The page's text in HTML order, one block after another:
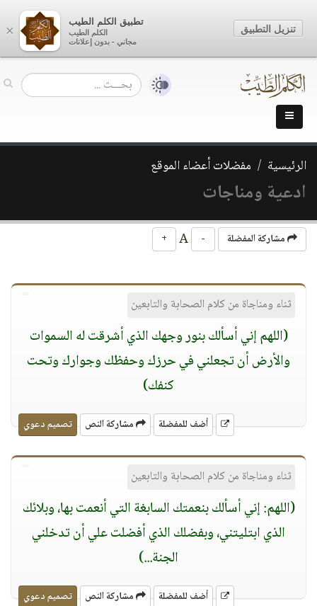
الرئيسية مفضلات أعضاء الموقع
ادعية ومناجات
مشاركة المفضلة -
+
ثناء ومناجاة من كلام الصحابة والتابعين
(اللهم إني أسألك بنور وجهك الذي أشرقت له السموات
والأرض أن تجعلني في حرزك وحفظك وجوارك وتحت
كنفك)
أضف للمفضلة مشاركة النص تصميم دعوي
ثناء ومناجاة من كلام الصحابة والتابعين
(اللهم: إني أسألك بنعمتك السابغة التي أنعمت بها، وبلائك
الذي ابتليتني، وبفضلك الذي أفضلت علي أن تدخلني
الجنة...)
أضف للمفضلة مشاركة النص تصميم دعوي
×
تطبيق الكلم الطيب
الكلم الطيب
مجاني - بدون إعلانات
تنزيل التطبيق